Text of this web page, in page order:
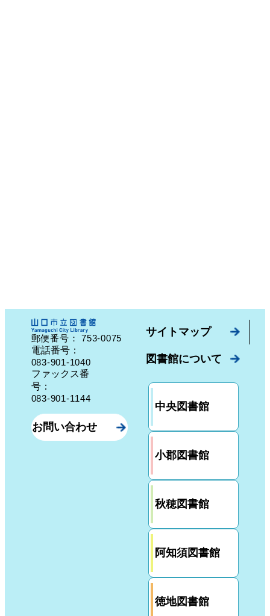
郵便番号：753-0075 山口県山口市中園町７番７号
電話番号：
083-901-1040
ファックス番
号：
083-901-1144
お問い合わせ
サイトマップ
図書館について
中央図書館
小郡図書館
秋穂図書館
阿知須図書館
徳地図書館